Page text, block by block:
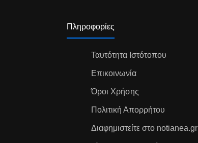
Πληροφορίες
Ταυτότητα Ιστότοπου
Επικοινωνία
Όροι Χρήσης
Πολιτική Απορρήτου
Διαφημιστείτε στο notianea.gr